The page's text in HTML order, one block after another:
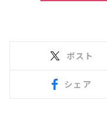
ポスト
シェア